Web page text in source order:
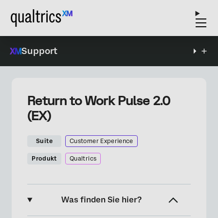
Support
Return to Work Pulse 2.0
(EX)
Suite Customer Experience
Produkt Qualtrics
Was finden Sie hier?